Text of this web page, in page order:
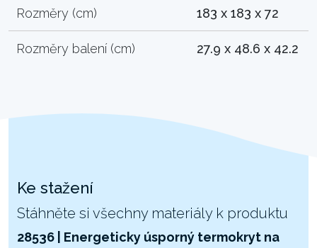
Rozměry (cm) 183 x 183 x 72
Rozměry balení (cm) 27.9 x 48.6 x 42.2
Ke stažení
Stáhněte si všechny materiály k produktu
28536 | Energeticky úsporný termokryt na